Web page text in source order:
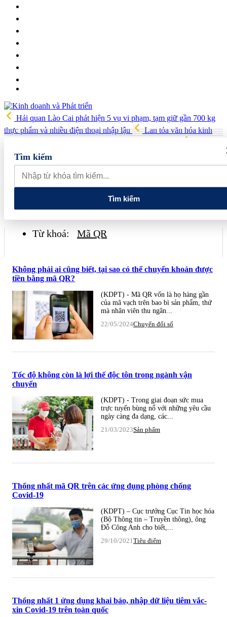
Hải quan Lào Cai phát hiện 5 vụ vi phạm, tạm giữ gần 700 kg
thực phẩm và nhiều điện thoại nhập lậu
Lan tỏa văn hóa kinh
các cửa hàng rau củ quả sạch tại Hà Nội
đến nâng cao năng lực vận hành và quản trị rủi ro của doanh nghiệp
Tổng Bí thư, Chủ tịch nước: Hạ tầng phải được chuẩn bị cho
nền kinh tế tương lai
Tìm kiếm
Tìm kiếm
Từ khoá: Mã QR
Không phải ai cũng biết, tại sao có thể chuyển khoản được
tiền bằng mã QR?
(KDPT) - Mã QR vốn là họ hàng gần
của mã vạch trên bao bì sản phẩm, thứ
mà nhân viên thu ngân...
22/05/2024Chuyển đổi số
Tốc độ không còn là lợi thế độc tôn trong ngành vận
chuyển
(KDPT) - Trong giai đoạn sức mua
trực tuyến bùng nổ với những yêu cầu
ngày càng đa dạng, các...
21/03/2023Sản phẩm
Thống nhất mã QR trên các ứng dụng phòng chống
Covid-19
(KDPT) – Cục trưởng Cục Tin học hóa
(Bộ Thông tin – Truyền thông), ông
Đỗ Công Anh cho biết,...
29/10/2021Tiêu điểm
Thống nhất 1 ứng dụng khai báo, nhập dữ liệu tiêm vắc-
xin Covid-19 trên toàn quốc